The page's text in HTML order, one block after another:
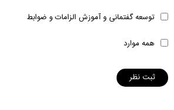
توسعه گفتمانی و آموزش الزامات و ضوابط
همه موارد